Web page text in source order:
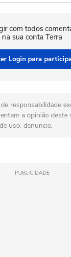
com todos
na sua conta Terra
Login para
responsabilidade
a opinião deste
uso, denuncie.
PUBLICIDADE